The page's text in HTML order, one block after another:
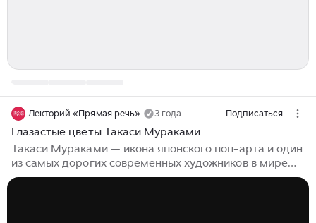
Лекторий «Прямая речь» 3 года Подписаться
Глазастые цветы Такаси Мураками
Такаси Мураками — икона японского поп-арта и один
из самых дорогих современных художников в мире
Он родился в период, когда Япония очень сильно